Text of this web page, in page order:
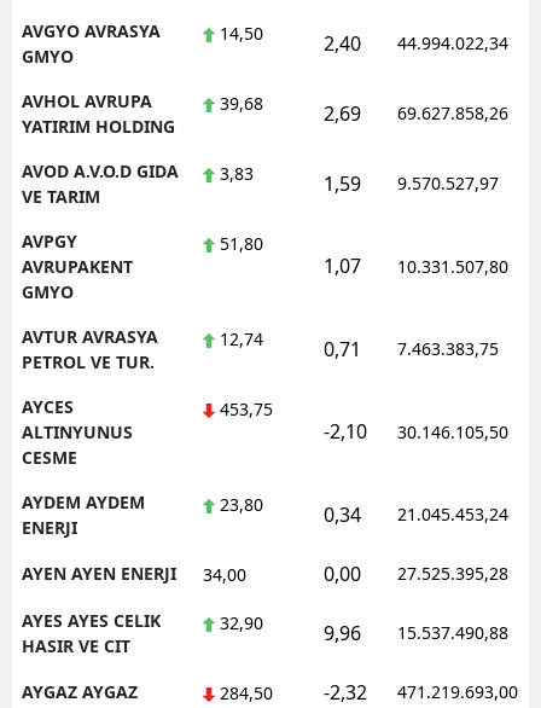
AVGYO AVRASYA
GMYO
14,50 2,40 44.994.022,34
AVHOL AVRUPA
YATIRIM HOLDING
39,68 2,69 69.627.858,26
AVOD A.V.O.D GIDA
VE TARIM
3,83 1,59 9.570.527,97
AVPGY
AVRUPAKENT
GMYO
51,80
1,07 10.331.507,80
AVTUR AVRASYA
PETROL VE TUR.
12,74 0,71 7.463.383,75
AYCES
ALTINYUNUS
CESME
453,75
-2,10 30.146.105,50
AYDEM AYDEM
ENERJI
23,80 0,34 21.045.453,24
AYEN AYEN ENERJI 34,00 0,00 27.525.395,28
AYES AYES CELIK
HASIR VE CIT
32,90 9,96 15.537.490,88
AYGAZ AYGAZ 284,50 -2,32 471.219.693,00